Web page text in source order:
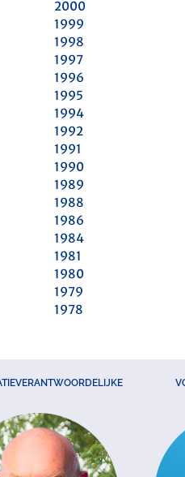
2000
1999
1998
1997
1996
1995
1994
1992
1991
1990
1989
1988
1986
1984
1981
1980
1979
1978